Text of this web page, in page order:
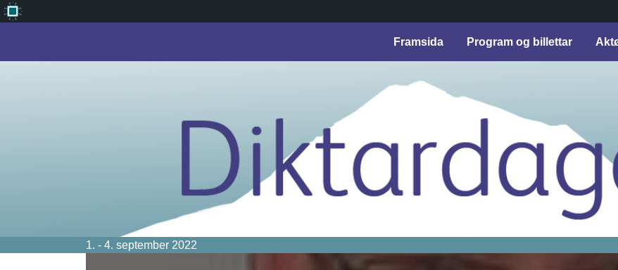
Om
Framsida Program og billettar
1. - 4. september 2022